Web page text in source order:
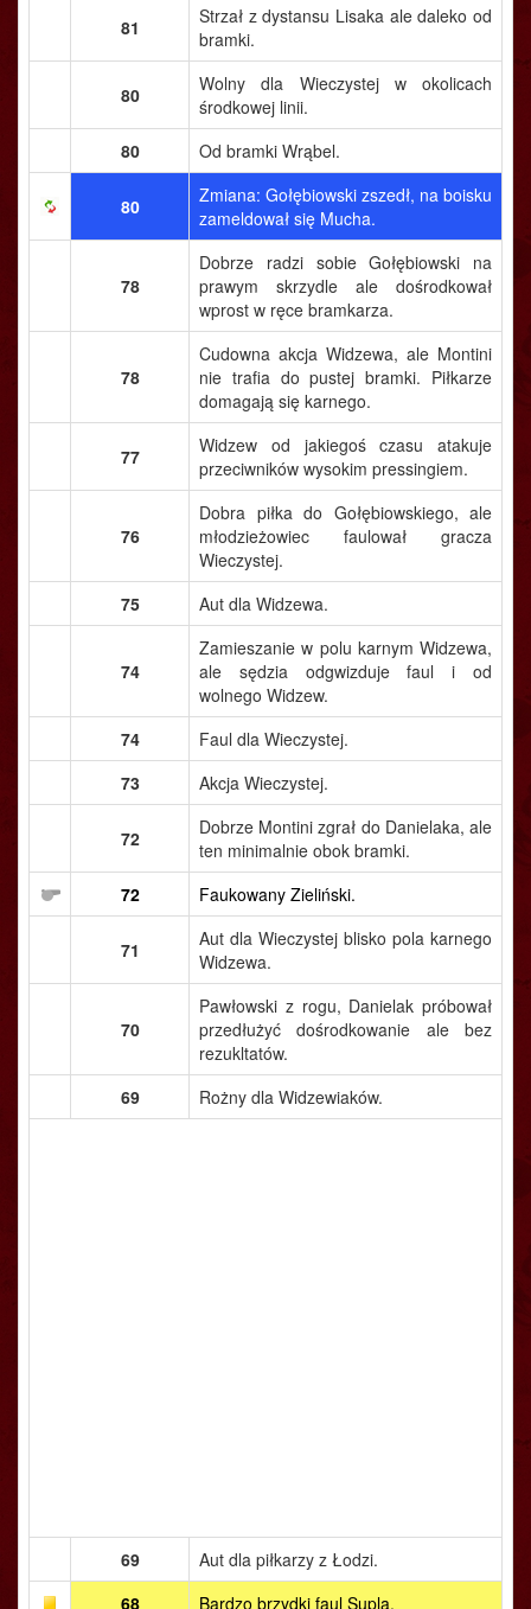
81
Strzał z dystansu Lisaka ale daleko od
bramki.
80
Wolny dla Wieczystej w okolicach
środkowej linii.
80
Od bramki Wrąbel.
80
Zmiana: Gołębiowski zszedł, na boisku
zameldował się Mucha.
78
Dobrze radzi sobie Gołębiowski na
prawym skrzydle ale dośrodkował
wprost w ręce bramkarza.
78
Cudowna akcja Widzewa, ale Montini
nie trafia do pustej bramki. Piłkarze
domagają się karnego.
77
Widzew od jakiegoś czasu atakuje
przeciwników wysokim pressingiem.
76
Dobra piłka do Gołębiowskiego, ale
młodzieżowiec faulował gracza
Wieczystej.
75
Aut dla Widzewa.
74
Zamieszanie w polu karnym Widzewa,
ale sędzia odgwizduje faul i od
wolnego Widzew.
74
Faul dla Wieczystej.
73
Akcja Wieczystej.
72
Dobrze Montini zgrał do Danielaka, ale
ten minimalnie obok bramki.
72
Faukowany Zieliński.
71
Aut dla Wieczystej blisko pola karnego
Widzewa.
70
Pawłowski z rogu, Danielak próbował
przedłużyć dośrodkowanie ale bez
rezukltatów.
69
Rożny dla Widzewiaków.
69
Aut dla piłkarzy z Łodzi.
68
Bardzo brzydki faul Supla.